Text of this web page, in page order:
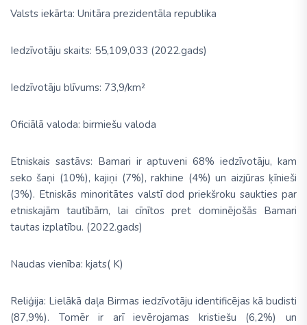
Valsts iekārta: Unitāra prezidentāla republika
Iedzīvotāju skaits: 55,109,033 (2022.gads)
Iedzīvotāju blīvums: 73,9/km²
Oficiālā valoda: birmiešu valoda
Etniskais sastāvs: Bamari ir aptuveni 68% iedzīvotāju, kam
seko šaņi (10%), kajiņi (7%), rakhine (4%) un aizjūras ķīnieši
(3%). Etniskās minoritātes valstī dod priekšroku saukties par
etniskajām tautībām, lai cīnītos pret dominējošās Bamari
tautas izplatību. (2022.gads)
Naudas vienība: kjats( K)
Reliģija: Lielākā daļa Birmas iedzīvotāju identificējas kā budisti
(87,9%). Tomēr ir arī ievērojamas kristiešu (6,2%) un